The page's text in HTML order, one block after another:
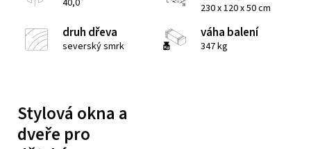
40,0˚ 230 x 120 x 50 cm
druh dřeva
severský smrk
váha balení
347 kg
Stylová okna a
dveře pro